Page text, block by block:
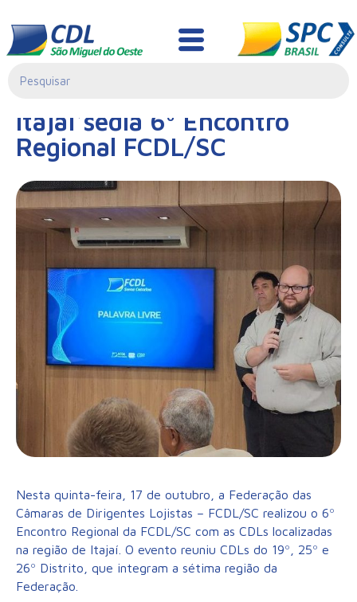
Notícias
Itajaí sedia 6º Encontro
Regional FCDL/SC
Nesta quinta-feira, 17 de outubro, a Federação das
Câmaras de Dirigentes Lojistas – FCDL/SC realizou o 6º
Encontro Regional da FCDL/SC com as CDLs localizadas
na região de Itajaí. O evento reuniu CDLs do 19º, 25º e
26º Distrito, que integram a sétima região da
Federação.